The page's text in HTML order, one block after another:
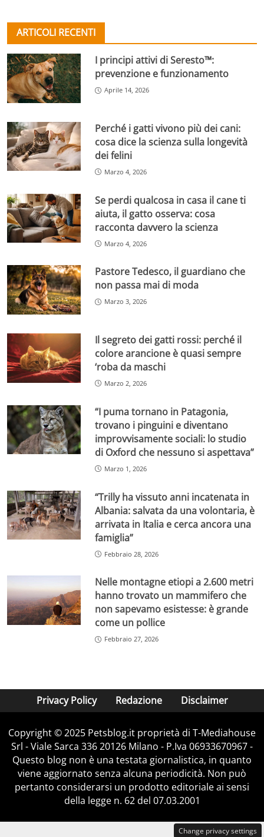
ARTICOLI RECENTI
I principi attivi di Seresto™:
prevenzione e funzionamento
Aprile 14, 2026
Perché i gatti vivono più dei cani:
cosa dice la scienza sulla longevità
dei felini
Marzo 4, 2026
Se perdi qualcosa in casa il cane ti
aiuta, il gatto osserva: cosa
racconta davvero la scienza
Marzo 4, 2026
Pastore Tedesco, il guardiano che
non passa mai di moda
Marzo 3, 2026
Il segreto dei gatti rossi: perché il
colore arancione è quasi sempre
‘roba da maschi
Marzo 2, 2026
“I puma tornano in Patagonia,
trovano i pinguini e diventano
improvvisamente sociali: lo studio
di Oxford che nessuno si aspettava”
Marzo 1, 2026
“Trilly ha vissuto anni incatenata in
Albania: salvata da una volontaria, è
arrivata in Italia e cerca ancora una
famiglia”
Febbraio 28, 2026
Nelle montagne etiopi a 2.600 metri
hanno trovato un mammifero che
non sapevamo esistesse: è grande
come un pollice
Febbraio 27, 2026
Privacy Policy Redazione Disclaimer
Copyright © 2025 Petsblog.it proprietà di T-Mediahouse
Srl - Viale Sarca 336 20126 Milano - P.Iva 06933670967 -
Questo blog non è una testata giornalistica, in quanto
viene aggiornato senza alcuna periodicità. Non può
pertanto considerarsi un prodotto editoriale ai sensi
della legge n. 62 del 07.03.2001
Change privacy settings